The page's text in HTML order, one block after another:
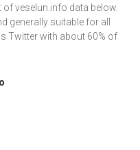
veselun.info data below.
generally suitable for all
Twitter with about 60% of